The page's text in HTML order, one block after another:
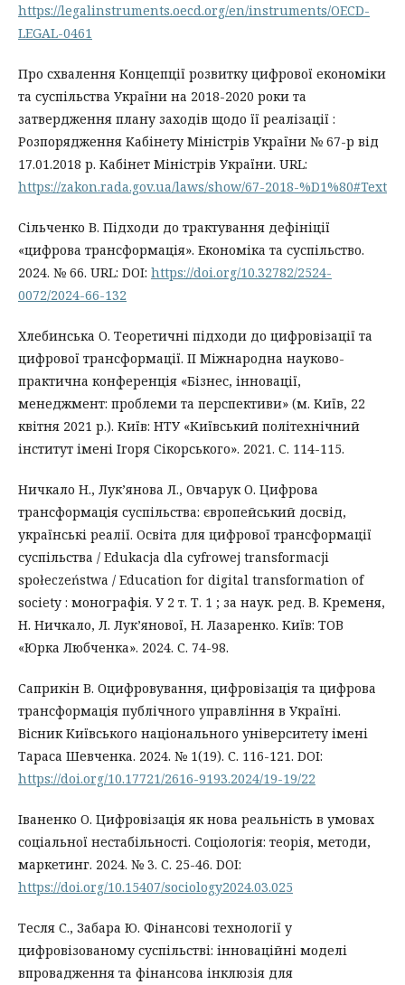
https://legalinstruments.oecd.org/en/instruments/OECD-
LEGAL-0461
Про схвалення Концепції розвитку цифрової економіки
та суспільства України на 2018-2020 роки та
затвердження плану заходів щодо її реалізації :
Розпорядження Кабінету Міністрів України № 67-р від
17.01.2018 р. Кабінет Міністрів України. URL:
https://zakon.rada.gov.ua/laws/show/67-2018-%D1%80#Text
Сільченко В. Підходи до трактування дефініції
«цифрова трансформація». Економіка та суспільство.
2024. № 66. URL: DOI: https://doi.org/10.32782/2524-
0072/2024-66-132
Хлебинська О. Теоретичні підходи до цифровізації та
цифрової трансформації. ІІ Міжнародна науково-
практична конференція «Бізнес, інновації,
менеджмент: проблеми та перспективи» (м. Київ, 22
квітня 2021 р.). Київ: НТУ «Київський політехнічний
інститут імені Ігоря Сікорського». 2021. С. 114-115.
Ничкало Н., Лук’янова Л., Овчарук О. Цифрова
трансформація суспільства: європейський досвід,
українські реалії. Освіта для цифрової трансформації
суспільства / Edukacja dla cyfrowej transformacji
społeczeństwa / Education for digital transformation of
society : монографія. У 2 т. Т. 1 ; за наук. ред. В. Кременя,
Н. Ничкало, Л. Лук’янової, Н. Лазаренко. Київ: ТОВ
«Юрка Любченка». 2024. С. 74-98.
Саприкін В. Оцифровування, цифровізація та цифрова
трансформація публічного управління в Україні.
Вісник Київського національного університету імені
Тараса Шевченка. 2024. № 1(19). С. 116-121. DOI:
https://doi.org/10.17721/2616-9193.2024/19-19/22
Іваненко О. Цифровізація як нова реальність в умовах
соціальної нестабільності. Соцiологiя: теорiя, методи,
маркетинг. 2024. № 3. С. 25-46. DOI:
https://doi.org/10.15407/sociology2024.03.025
Тесля С., Забара Ю. Фінансові технології у
цифровізованому суспільстві: інноваційні моделі
впровадження та фінансова інклюзія для